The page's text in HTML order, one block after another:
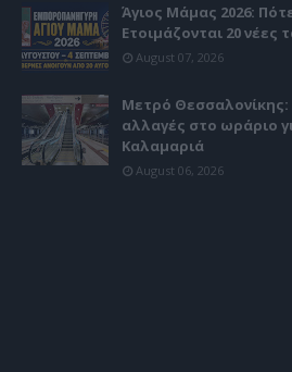
Άγιος Μάμας 2026:
Ετοιμάζονται 20 νέες
August 07, 2026
Μετρό
αλλαγές στο ωράριο
Καλαμαριά
August 06, 2026